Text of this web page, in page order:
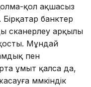
қол ақшасыз
Бірқатар банктер
сканерлеу арқылы
қосты. Мұндай
пен
ұмыт қалса да,
мүмкіндік